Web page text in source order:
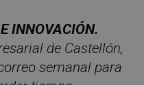
INNOVACIÓN.
de Castellón,
semanal para